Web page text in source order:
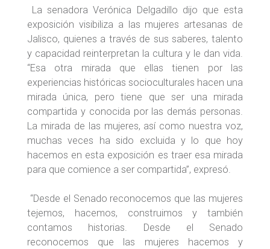
La senadora Verónica Delgadillo dijo que esta
exposición visibiliza a las mujeres artesanas de
Jalisco, quienes a través de sus saberes, talento
y capacidad reinterpretan la cultura y le dan vida.
“Esa otra mirada que ellas tienen por las
experiencias históricas socioculturales hacen una
mirada única, pero tiene que ser una mirada
compartida y conocida por las demás personas.
La mirada de las mujeres, así como nuestra voz,
muchas veces ha sido excluida y lo que hoy
hacemos en esta exposición es traer esa mirada
para que comience a ser compartida”, expresó.
“Desde el Senado reconocemos que las mujeres
tejemos, hacemos, construimos y también
contamos historias. Desde el Senado
reconocemos que las mujeres hacemos y